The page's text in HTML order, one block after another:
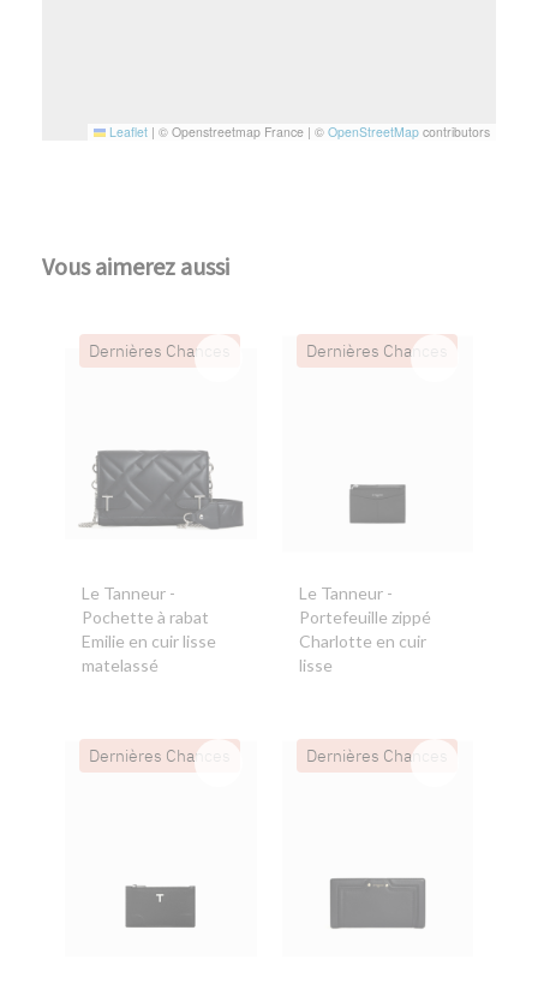
Leaflet | © Openstreetmap France | © OpenStreetMap contributors
Vous aimerez aussi
Dernières Chances
Le Tanneur -
Pochette à rabat
Emilie en cuir lisse
matelassé
Dernières Chances
Le Tanneur-
Portefeuille zippé
Charlotte en cuir
lisse
Dernières Chances Dernières Chances